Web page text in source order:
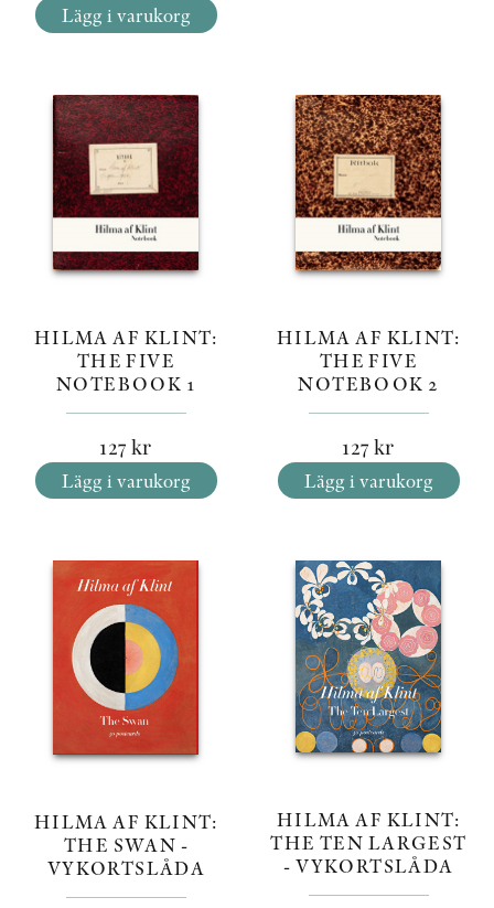
Lägg i varukorg
HILMA AF KLINT:
THE FIVE
NOTEBOOK 1
127 kr
Lägg i varukorg
HILMA AF KLINT:
THE FIVE
NOTEBOOK 2
127 kr
Lägg i varukorg
HILMA AF KLINT:
THE SWAN -
VYKORTSLÅDA
HILMA AF KLINT:
THE TEN LARGEST
- VYKORTSLÅDA